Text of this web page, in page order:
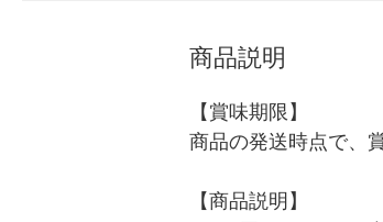
商品説明
【賞味期限】
商品の発送時点で、
【商品説明】